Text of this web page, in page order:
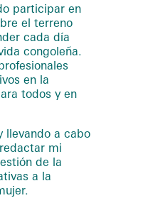
participar en
el terreno
cada día
congoleña.
en la
todos y en
llevando a cabo
mi
de la
a la